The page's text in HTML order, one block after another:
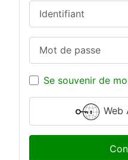
Se souvenir de
Web